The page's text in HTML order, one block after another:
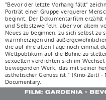
"Bevor der letzte Vorhang fällt"
Porträt einer Gruppe verquerer
beginnt. Der Dokumen­tar­film erzählt
und Selbstzweifeln, aber vor allem
Neues zu beginnen, zu sich selbst zu
warmherzigen und
die auf ihre alten Tage noch einmal
Weltpublikum auf die Bühne zu
sexuel­len verdichten sich im
bewegenden Werk, das mit seiner
ästhetischer Genuss ist." (Kino-Zeit) -
Documentary.